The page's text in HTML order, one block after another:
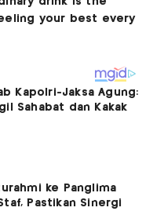
Kapolri-Jaksa Agung:
Sahabat dan Kakak
ke Panglima
Pastikan Sinergi